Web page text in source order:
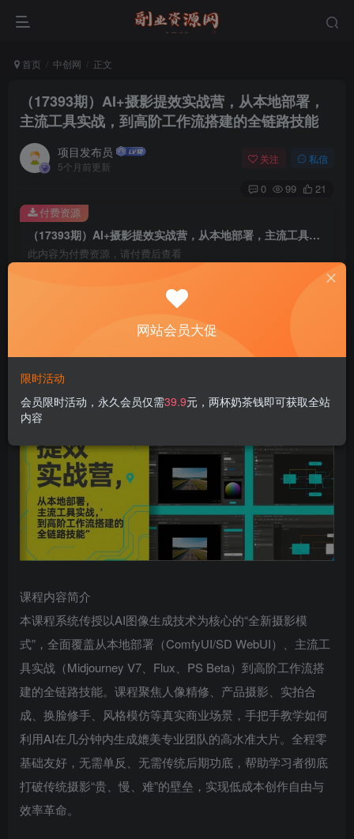
首页 中创网 正文
（17393期）AI+摄影提效实战营，从本地部署，
主流工具实战，到高阶工作流搭建的全链路技能
项目发布员
5个月前更新
关注 私信
0 99 21
（17393期）AI+摄影提效实战营，从本地部署，主流工具实战，到高阶工作流搭建的全链路技能
此内容为付费资源，请付费后查看
￥4
付费资源
课程内容简介
本课程系统传授以AI图像生成技术为核心的“全新摄影模
式”，全面覆盖从本地部署（ComfyUI/SD WebUI）、主流工
具实战（Midjourney V7、Flux、PS Beta）到高阶工作流搭
建的全链路技能。课程聚焦人像精修、产品摄影、实拍合
成、换脸修手、风格模仿等真实商业场景，手把手教学如何
利用AI在几分钟内生成媲美专业团队的高水准大片。全程零
基础友好，无需单反、无需传统后期功底，帮助学习者彻底
打破传统摄影“贵、慢、难”的壁垒，实现低成本创作自由与
效率革命。
网站会员大促
限时活动
会员限时活动，永久会员仅需39.9元，两杯奶茶钱即可获取全站
内容